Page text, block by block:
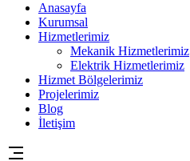
Anasayfa
Kurumsal
Hizmetlerimiz
Mekanik Hizmetlerimiz
Elektrik Hizmetlerimiz
Hizmet Bölgelerimiz
Projelerimiz
Blog
İletişim